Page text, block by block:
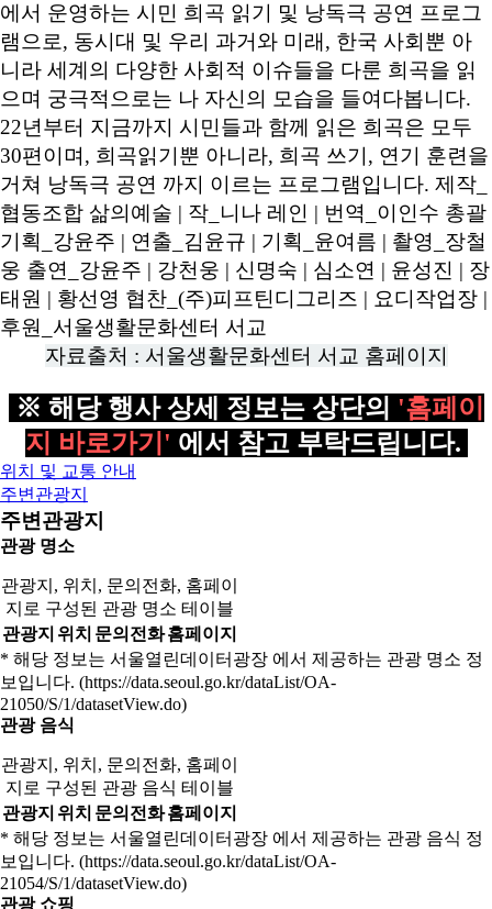
자료출처 : 서울생활문화센터 서교 홈페이지
※ 해당 행사 상세 정보는 상단의 '홈페이
지 바로가기' 에서 참고 부탁드립니다.
위치 및 교통 안내
주변관광지
주변관광지
관광 명소
관광지, 위치, 문의전화, 홈페이
지로 구성된 관광 명소 테이블
관광지 위치 문의전화홈페이지
* 해당 정보는 서울열린데이터광장 에서 제공하는 관광 명소 정
보입니다. (https://data.seoul.go.kr/dataList/OA-
21050/S/1/datasetView.do)
관광 음식
관광지, 위치, 문의전화, 홈페이
지로 구성된 관광 음식 테이블
관광지 위치 문의전화홈페이지
* 해당 정보는 서울열린데이터광장 에서 제공하는 관광 음식 정
보입니다. (https://data.seoul.go.kr/dataList/OA-
21054/S/1/datasetView.do)
관광 쇼핑